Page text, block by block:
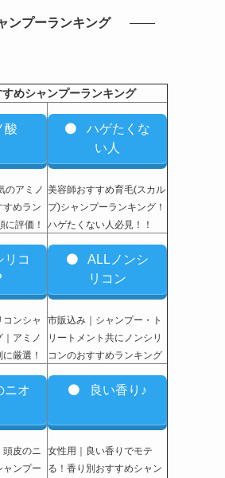
ンプーランキング
めシャンプーランキング
酸
のアミノ
すめラン
に評価！
ハゲたくな
い人
美容師おすすめ育毛(スカル
プ)シャンプーランキング！
ハゲたくない人必見！！
リコ
ンシャ
｜アミノ
厳選！
ALLノンシ
リコン
市販込み｜シャンプー・ト
リートメント共にノンシリ
コンのおすすめランキング
ニオ
頭皮のニ
ャンプー
良い香り♪
女性用｜良い香りでモテ
る！香り別おすすめシャン